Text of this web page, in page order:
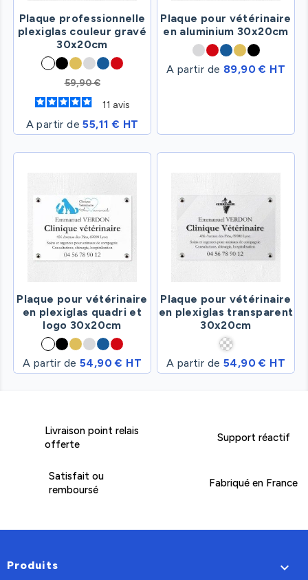
Plaque professionnelle
plexiglas couleur gravé
30x20cm
59,90 €
11 avis
A partir de55,11 € HT
Plaque pour vétérinaire
en aluminium 30x20cm
A partir de 89,90 € HT
Plaque pour vétérinaire
en plexiglas quadri et
logo 30x20cm
A partir de 54,90 € HT
Plaque pour vétérinaire
en plexiglas transparent
30x20cm
A partir de 54,90 € HT
Livraison point relais
offerte
Support réactif
Satisfait ou
remboursé
Fabriqué en France
Produits 